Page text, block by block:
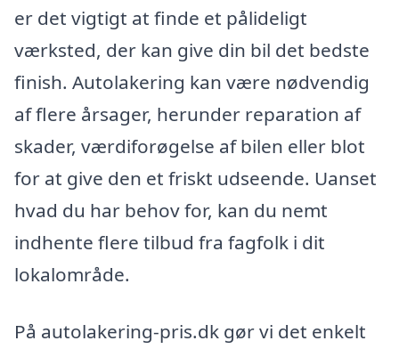
er det vigtigt at finde et pålideligt
værksted, der kan give din bil det bedste
finish. Autolakering kan være nødvendig
af flere årsager, herunder reparation af
skader, værdiforøgelse af bilen eller blot
for at give den et friskt udseende. Uanset
hvad du har behov for, kan du nemt
indhente flere tilbud fra fagfolk i dit
lokalområde.
På autolakering-pris.dk gør vi det enkelt